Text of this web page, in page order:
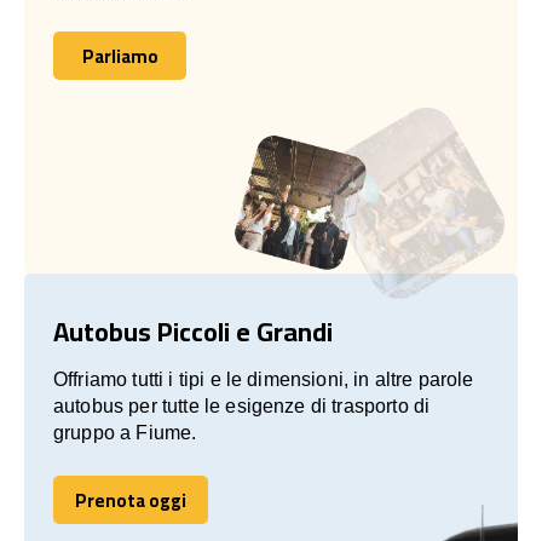
Parliamo
Parliamo
Autobus Piccoli e Grandi
Offriamo tutti i tipi e le dimensioni, in altre parole
autobus per tutte le esigenze di trasporto di
gruppo a Fiume.
Prenota oggi
Prenota oggi